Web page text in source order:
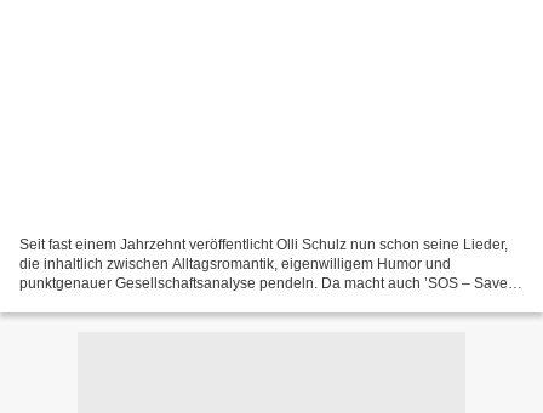
Seit fast einem Jahrzehnt veröffentlicht Olli Schulz nun schon seine Lieder,
die inhaltlich zwischen Alltagsromantik, eigenwilligem Humor und
punktgenauer Gesellschaftsanalyse pendeln. Da macht auch ’SOS – Save